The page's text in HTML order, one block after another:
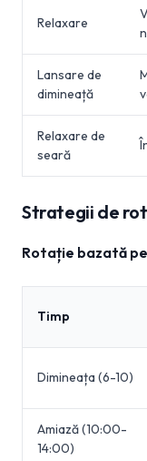
Relaxare
Lansare de
dimineață
Relaxare de
seară
Strategii de
Rotație bazată
Timp
Dimineața (6-10)
Amiază (10:00-
14:00)